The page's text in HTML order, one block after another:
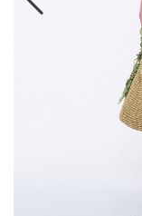
百搭配件
網站須知與政策